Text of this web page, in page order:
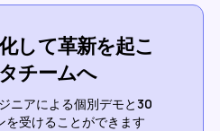
して革新を起こ
チームへ
ニアによる個別デモと30
を受けることができます